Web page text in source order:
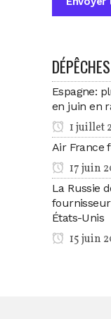
DÉPÊCHES
Espagne:
en juin en
1 juillet
Air France
17 juin
La Russie
fournisseur
États-Unis
15 juin